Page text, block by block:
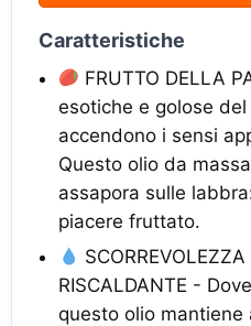
Caratteristiche
FRUTTO DELLA
esotiche e golose
accendono i sensi
Questo olio da
assapora sulle
piacere fruttato.
SCORREVOLEZZA
RISCALDANTE -
questo olio mantiene